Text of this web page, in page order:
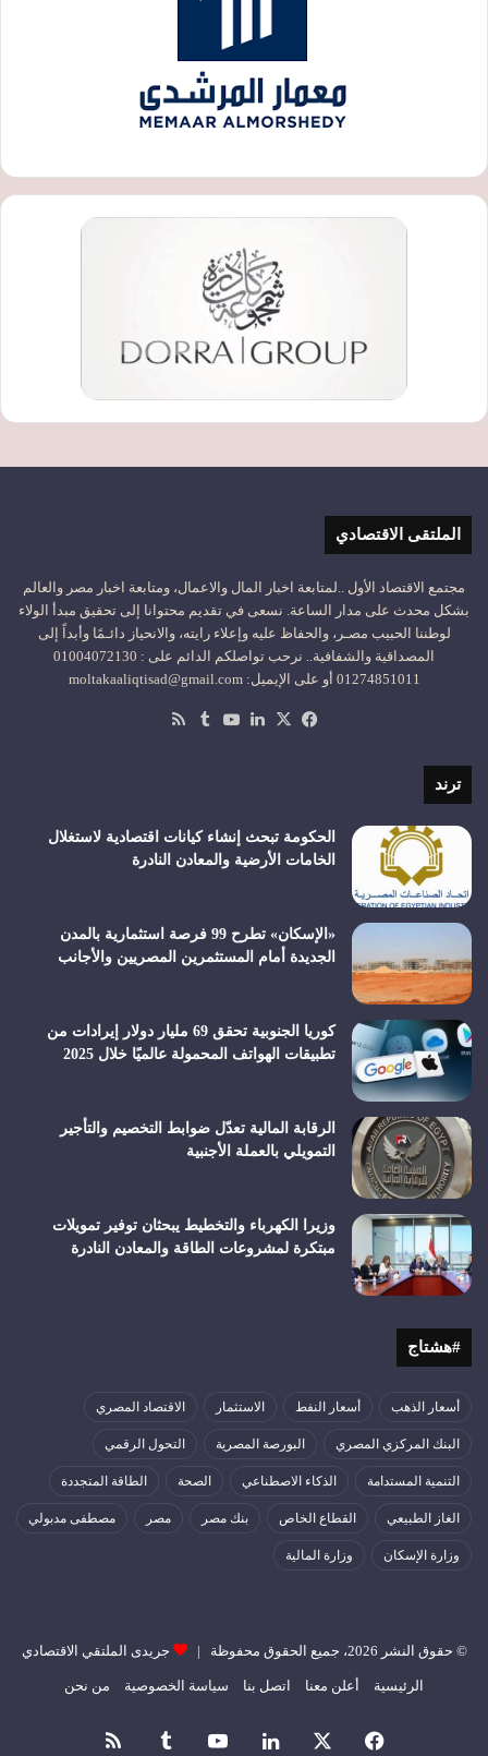
الملتقى الاقتصادي
مجتمع الاقتصاد الأول ..لمتابعة اخبار المال والاعمال، ومتابعة اخبار مصر والعالم
بشكل محدث على مدار الساعة. نسعى في تقديم محتوانا إلى تحقيق مبدأ الولاء
لوطننا الحبيب مصـر، والحفاظ عليه وإعلاء رايته، والانحياز دائـمًا وأبداً إلى
المصداقية والشفافية.. نرحب تواصلكم الدائم على : 01004072130
01274851011 أو على الإيميل: moltakaaliqtisad@gmail.com
فيسبوك
‫X لينكدإن‫YouTube
ترند
الحكومة تبحث إنشاء كيانات اقتصادية لاستغلال
الخامات الأرضية والمعادن النادرة
«الإسكان» تطرح 99 فرصة استثمارية بالمدن
الجديدة أمام المستثمرين المصريين والأجانب
كوريا الجنوبية تحقق 69 مليار دولار إيرادات من
تطبيقات الهواتف المحمولة عالميًا خلال 2025
الرقابة المالية تعدّل ضوابط التخصيم والتأجير
التمويلي بالعملة الأجنبية
وزيرا الكهرباء والتخطيط يبحثان توفير تمويلات
مبتكرة لمشروعات الطاقة والمعادن النادرة
#هشتاج
أسعار الذهب أسعار النفط الاستثمار الاقتصاد المصري
البنك المركزي المصري البورصة المصرية التحول الرقمي
التنمية المستدامة الذكاء الاصطناعي الصحة الطاقة المتجددة
الغاز الطبيعي القطاع الخاص بنك مصر مصر مصطفى مدبولي
وزارة الإسكان وزارة المالية
© حقوق النشر 2026، جميع الحقوق محفوظة | جريدى الملتقي الاقتصادي
الرئيسية أعلن معنا اتصل بنا سياسة الخصوصية من نحن
فيسبوك لينكدإن ‫YouTube